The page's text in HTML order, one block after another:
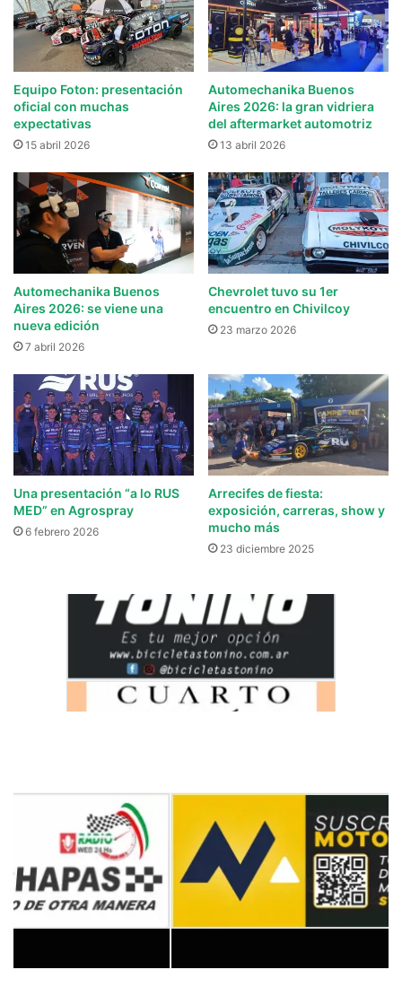
Equipo Foton: presentación
oficial con muchas
expectativas
15 abril 2026
Automechanika Buenos
Aires 2026: la gran vidriera
del aftermarket automotriz
13 abril 2026
Automechanika Buenos
Aires 2026: se viene una
nueva edición
7 abril 2026
Chevrolet tuvo su 1er
encuentro en Chivilcoy
23 marzo 2026
Una presentación “a lo RUS
MED” en Agrospray
6 febrero 2026
Arrecifes de fiesta:
exposición, carreras, show y
mucho más
23 diciembre 2025